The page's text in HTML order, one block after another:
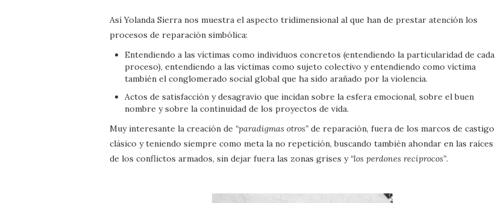
Así Yolanda Sierra nos muestra el aspecto tridimensional al que han de prestar atención los
procesos de reparación simbólica:
Entendiendo a las víctimas como individuos concretos (entendiendo la particularidad de cada
proceso), entendiendo a las víctimas como sujeto colectivo y entendiendo como víctima
también el conglomerado social global que ha sido arañado por la violencia.
Actos de satisfacción y desagravio que incidan sobre la esfera emocional, sobre el buen
nombre y sobre la continuidad de los proyectos de vida.
Muy interesante la creación de “paradigmas otros” de reparación, fuera de los marcos de castigo
clásico y teniendo siempre como meta la no repetición, buscando también ahondar en las raíces
de los conflictos armados, sin dejar fuera las zonas grises y “los perdones recíprocos”.